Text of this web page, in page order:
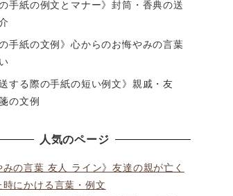
手紙の例文とマナー》封筒・香典の送
手紙の文例》心からのお悔やみの言葉
する際の手紙の短い例文》親戚・友
の文例
人気のページ
みの言葉 友人 ライン》友達の親が亡く
時にかける言葉・例文